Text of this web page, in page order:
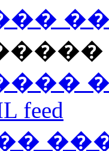
feed